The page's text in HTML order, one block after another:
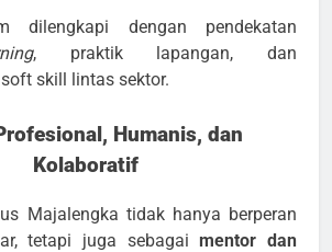
dilengkapi dengan pendekatan
, praktik lapangan, dan
skill lintas sektor.
Humanis, dan
Kolaboratif
Majalengka tidak hanya berperan
tetapi juga sebagaimentor dan